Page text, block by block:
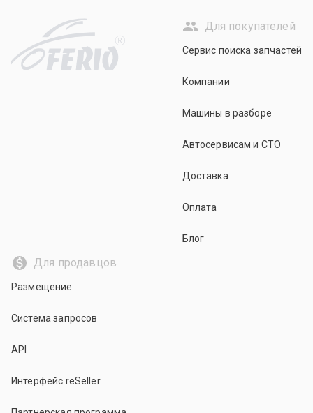
R
Для покупателей
Сервис поиска запчастей
Компании
Машины в разборе
Автосервисам и СТО
Доставка
Оплата
Блог
Для продавцов
Размещение
Система запросов
API
Интерфейс reSeller